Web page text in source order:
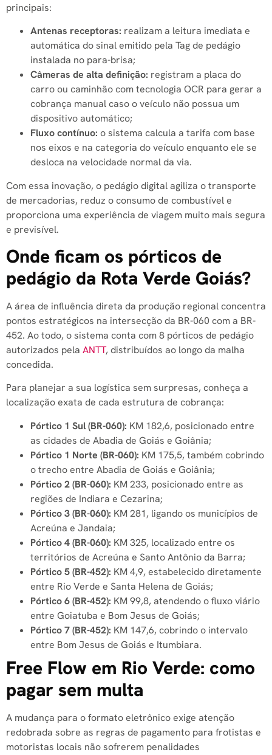
principais:
Antenas receptoras: realizam a leitura imediata e
automática do sinal emitido pela Tag de pedágio
instalada no para-brisa;
Câmeras de alta definição: registram a placa do
carro ou caminhão com tecnologia OCR para gerar a
cobrança manual caso o veículo não possua um
dispositivo automático;
Fluxo contínuo: o sistema calcula a tarifa com base
nos eixos e na categoria do veículo enquanto ele se
desloca na velocidade normal da via.
Com essa inovação, o pedágio digital agiliza o transporte
de mercadorias, reduz o consumo de combustível e
proporciona uma experiência de viagem muito mais segura
e previsível.
Onde ficam os pórticos de
pedágio da Rota Verde Goiás?
A área de influência direta da produção regional concentra
pontos estratégicos na intersecção da BR-060 com a BR-
452. Ao todo, o sistema conta com 8 pórticos de pedágio
autorizados pela ANTT, distribuídos ao longo da malha
concedida.
Para planejar a sua logística sem surpresas, conheça a
localização exata de cada estrutura de cobrança:
Pórtico 1 Sul (BR-060): KM 182,6, posicionado entre
as cidades de Abadia de Goiás e Goiânia;
Pórtico 1 Norte (BR-060): KM 175,5, também cobrindo
o trecho entre Abadia de Goiás e Goiânia;
Pórtico 2 (BR-060): KM 233, posicionado entre as
regiões de Indiara e Cezarina;
Pórtico 3 (BR-060): KM 281, ligando os municípios de
Acreúna e Jandaia;
Pórtico 4 (BR-060): KM 325, localizado entre os
territórios de Acreúna e Santo Antônio da Barra;
Pórtico 5 (BR-452): KM 4,9, estabelecido diretamente
entre Rio Verde e Santa Helena de Goiás;
Pórtico 6 (BR-452): KM 99,8, atendendo o fluxo viário
entre Goiatuba e Bom Jesus de Goiás;
Pórtico 7 (BR-452): KM 147,6, cobrindo o intervalo
entre Bom Jesus de Goiás e Itumbiara.
Free Flow em Rio Verde: como
pagar sem multa
A mudança para o formato eletrônico exige atenção
redobrada sobre as regras de pagamento para frotistas e
motoristas locais não sofrerem penalidades